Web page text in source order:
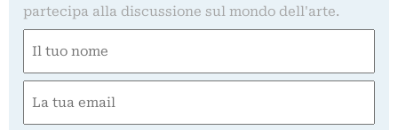
partecipa alla discussione sul mondo dell'arte.
(Obbligatorio)
Nome
(Obbligatorio)